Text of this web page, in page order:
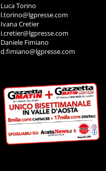
Luca Torino
l.torino@lgpresse.com
Ivana Cretier
i.cretier@lgpresse.com
Daniele Fimiano
d.fimiano@lgpresse.com